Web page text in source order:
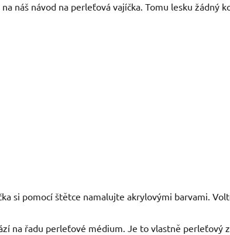
náš návod na perleťová vajíčka. Tomu lesku žádný
si pomocí štětce namalujte akrylovými barvami.
na řadu perleťové médium. Je to vlastně